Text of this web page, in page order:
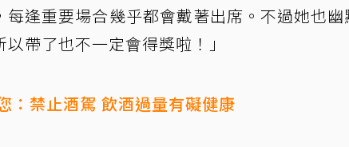
每逢重要場合幾乎都會戴著出席。不過她也
以帶了也不一定會得獎啦！」
：禁止酒駕 飲酒過量有礙健康